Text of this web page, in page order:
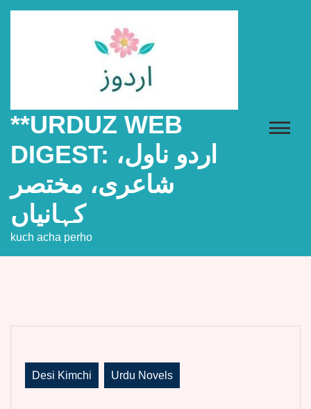
**URDUZ WEB
DIGEST: اردو ناول،
شاعری، مختصر
کہانیاں
kuch acha perho
Desi Kimchi Urdu Novels